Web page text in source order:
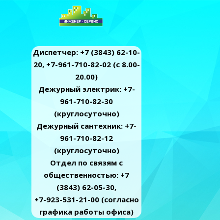
Диспетчер: +7 (3843) 62-10-
20, +7-961-710-82-02 (c 8.00-
20.00)
Дежурный электрик: +7-
961-710-82-30
(круглосуточно)
Дежурный сантехник: +7-
961-710-82-12
(круглосуточно)
Отдел по связям с
общественностью: +7
(3843) 62-05-30,
+7-923-531-21-00 (согласно
графика работы офиса)